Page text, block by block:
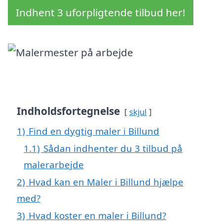
Indhent 3 uforpligtende tilbud her!
Indholdsfortegnelse skjul
1) Find en dygtig maler i Billund
1.1) Sådan indhenter du 3 tilbud på
malerarbejde
2) Hvad kan en Maler i Billund hjælpe
med?
3) Hvad koster en maler i Billund?